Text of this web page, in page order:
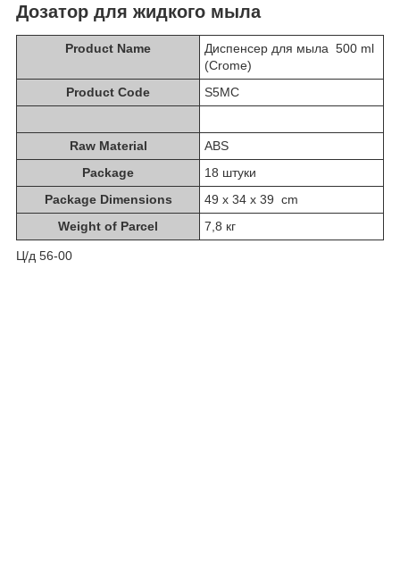
Дозатор для жидкого мыла
Product Name
Диспенсер для мыла 500 ml
(Crome)
Product Code
S5MС
Raw Material
ABS
Package
18 штуки
Package Dimensions
49 x 34 x 39 cm
Weight of Parcel
7,8 кг
Ц/д 56-00